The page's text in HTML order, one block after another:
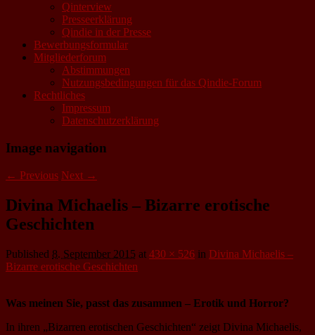
Qinterview
Presseerklärung
Qindie in der Presse
Bewerbungsformular
Mitgliederforum
Abstimmungen
Nutzungsbedingungen für das Qindie-Forum
Rechtliches
Impressum
Datenschutzerklärung
Image navigation
← Previous Next →
Divina Michaelis – Bizarre erotische
Geschichten
Published 8. September 2015 at 430 × 526 in Divina Michaelis –
Bizarre erotische Geschichten
Was meinen Sie, passt das zusammen – Erotik und Horror?
In ihren „Bizarren erotischen Geschichten“ zeigt Divina Michaelis,